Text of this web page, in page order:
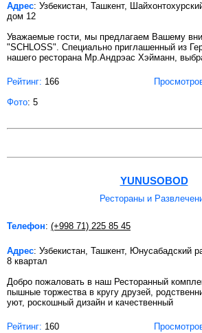
Адрес: Узбекистан, Ташкент,
дом 12
Уважаемые гости, мы предлагаем Вашему
"SCHLOSS". Специально приглашенный из
нашего ресторана Мр.Андрэас Хэйманн,
Рейтинг: 166
Фото: 5
YUNUSOBOD
Рестораны и
Телефон: (+998 71) 225 85 45
Адрес: Узбекистан, Ташкент, Юнусабадский
8 квартал
Добро пожаловать в наш Ресторанный
пышные торжества в кругу друзей,
уют, роскошный дизайн и качественный
Рейтинг: 160